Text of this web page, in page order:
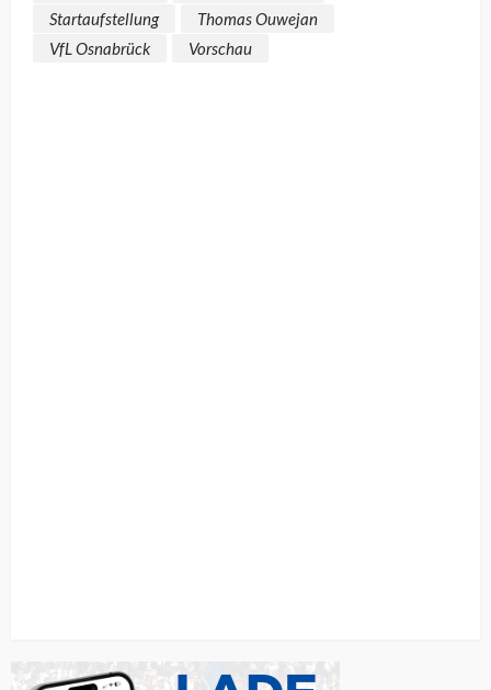
Startaufstellung
Thomas Ouwejan
VfL Osnabrück
Vorschau